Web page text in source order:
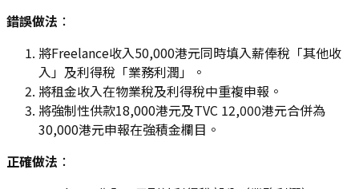
錯誤做法 ：
將Freelance收入50,000港元同時填入薪俸稅「其他收
入」及利得稅「業務利潤」。
將租金收入在物業稅及利得稅中重複申報。
將強制性供款18,000港元及TVC 12,000港元合併為
30,000港元申報在強積金欄目。
正確做法 ：